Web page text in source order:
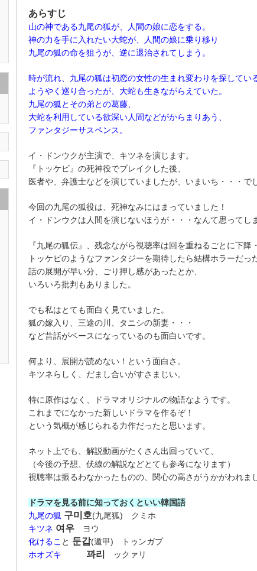
あらすじ
山の神である九尾の狐が、人間の娘に恋をする。
神の力を手に入れたい大蛇が、人間の娘に乗り移り
九尾の狐の命を狙うが、逆に退治されてしまう。
時が流れ、九尾の狐は初恋の女性の生まれ変わりを探してい
ようやく巡り合ったが、大蛇も生きながらえていた。
九尾の狐とその弟との葛藤、
大蛇を利用している欲深い人間などがからまりあう、
ファンタジーサスペンス。
イ・ドンウクが主演で、キツネを演じます。
『トッケビ』の死神役でブレイクした後、
医者や、弁護士などを演じていましたが、いまいち・・・で
今回の九尾の狐役は、死神なみにはまっていました！
イ・ドンウクは人間を演じないほうが・・・なんて思ってし
『九尾の狐伝』、残念ながら視聴率は回を重ねるごとに下降
トッケビのようなファンタジーを期待したら結構ホラーだっ
話の展開が早い分、ごり押し感があったとか、
いろいろ批判もありました。
でも私はとても面白く見ていました。
狐の嫁入り、三途の川、タニシの新妻・・・
など昔話がベースになっているのも面白いです。
何より、展開が読めない！という面白さ。
キツネらしく、だまし合いがすさまじい。
特に原作はなく、ドラマオリジナルの物語なようです。
これまでになかった新しいドラマを作るぞ！
という気概が感じられる力作だったと思います。
ネット上でも、解説動画がたくさん出回っていて、
（今後の予想、伏線の解説などとても参考になります）
視聴率は振るわなかったものの、関心の高さがうかがわれま
ドラマを見る前に知っておくといい韓国語
九尾の狐 구미호(九尾狐) クミホ
キツネ 여우 ヨウ
化けるこ と 둔갑(遁甲) トゥンガプ
ホオズキ
꽈리 ックァリ